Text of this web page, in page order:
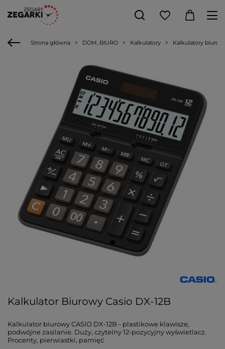
Strona główna DOM, BIURO Kalkulatory Kalkulatory
Kalkulator Biurowy Casio DX-12B
Kalkulator biurowy CASIO DX-12B - plastikowe klawisze,
podwójne zasilanie. Duży, czytelny 12-pozycyjny wyświetlacz.
Procenty, pierwiastki, pamięć